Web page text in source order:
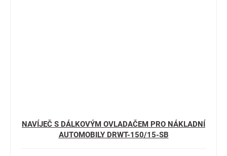
NAVÍJEČ S DÁLKOVÝM OVLADAČEM PRO NÁKLADNÍ
AUTOMOBILY DRWT-150/15-SB